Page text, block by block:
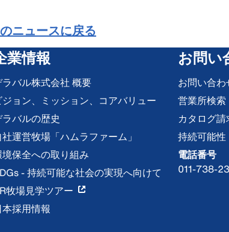
ニュースに戻る
業情報
ラバル株式会社 概要
ジョン、ミッション、コアバリュー
ラバルの歴史
社運営牧場「ハムラファーム」
保全への取り組み
- 持続可能な社会の実現へ向けて
牧場見学ツアー
本採用情報
お問い
お問い合
営業所検索
カタログ請
持続可能性
電話番号
011-738-